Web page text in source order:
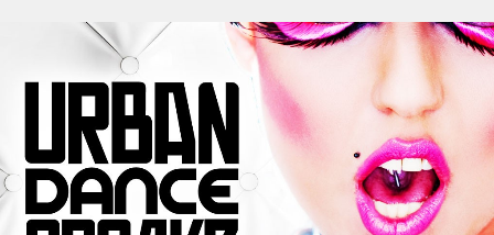
PRO .ru
beta